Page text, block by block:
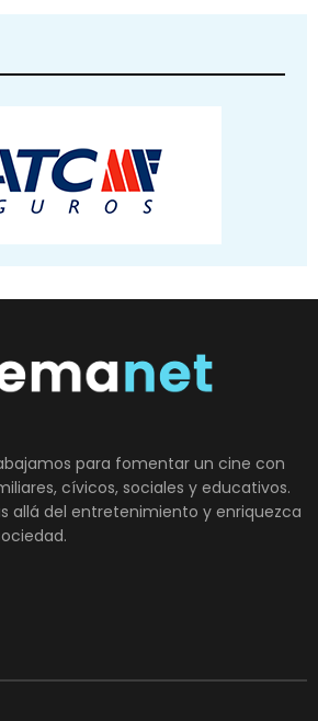
para fomentar un cine con
cívicos, sociales y educativos.
allá del entretenimiento y enriquezca